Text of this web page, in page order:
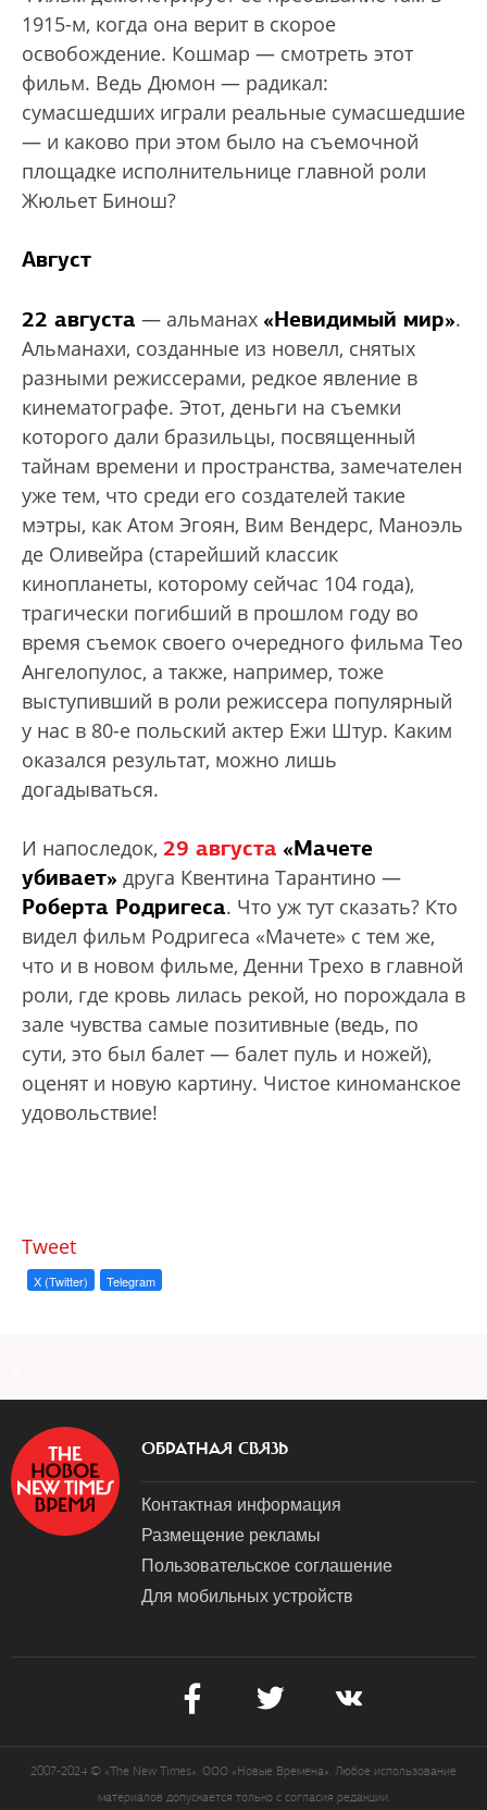
1915-м, когда она верит в скорое
освобождение. Кошмар — смотреть этот
фильм. Ведь Дюмон — радикал:
сумасшедших играли реальные сумасшедшие
— и каково при этом было на съемочной
площадке исполнительнице главной роли
Жюльет Бинош?
Август
22 августа — альманах «Невидимый мир».
Альманахи, созданные из новелл, снятых
разными режиссерами, редкое явление в
кинематографе. Этот, деньги на съемки
которого дали бразильцы, посвященный
тайнам времени и пространства, замечателен
уже тем, что среди его создателей такие
мэтры, как Атом Эгоян, Вим Вендерс, Маноэль
де Оливейра (старейший классик
кинопланеты, которому сейчас 104 года),
трагически погибший в прошлом году во
время съемок своего очередного фильма Тео
Ангелопулос, а также, например, тоже
выступивший в роли режиссера популярный
у нас в 80-е польский актер Ежи Штур. Каким
оказался результат, можно лишь
догадываться.
И напоследок, 29 августа «Мачете
убивает» друга Квентина Тарантино —
Роберта Родригеса. Что уж тут сказать? Кто
видел фильм Родригеса «Мачете» с тем же,
что и в новом фильме, Денни Трехо в главной
роли, где кровь лилась рекой, но порождала в
зале чувства самые позитивные (ведь, по
сути, это был балет — балет пуль и ножей),
оценят и новую картину. Чистое киноманское
удовольствие!
Tweet
X (Twitter) Telegram
ОБРАТНАЯ СВЯЗЬ
Контактная информация
Размещение рекламы
Пользовательское соглашение
Для мобильных устройств
2007-2024 © «The New Times». ООО «Новые Времена». Любое использование
материалов допускается только с согласия редакции.